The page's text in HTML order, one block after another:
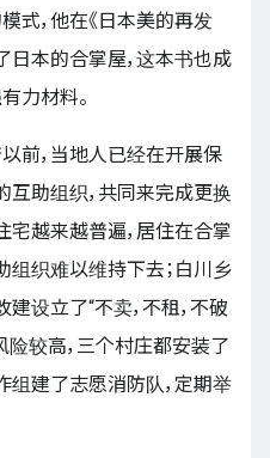
式，他在《日本美的再发
日本的合掌屋，这本书也成
力材料。
前，当地人已经在开展保
互助组织，共同来完成更换
宅越来越普遍，居住在合掌
组织难以维持下去；白川乡
设立了“不卖，不租，不破
险较高，三个村庄都安装了
组建了志愿消防队，定期举